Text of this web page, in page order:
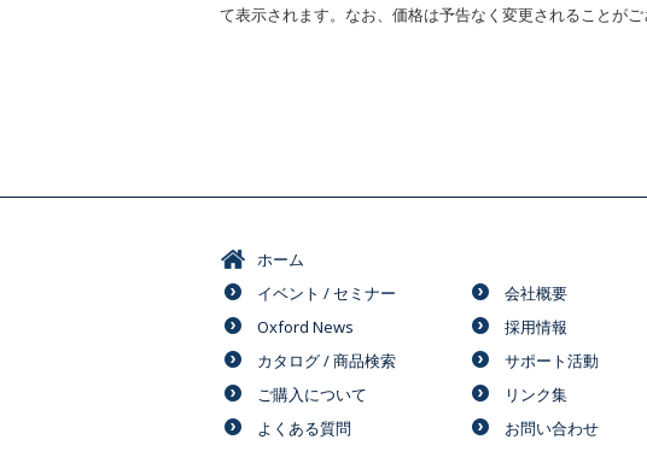
て表示されます。なお、価格は予告なく変更されることが
ホーム
イベント / セミナー
Oxford News
カタログ / 商品検索
ご購入について
よくある質問
会社概要
採用情報
サポート活動
リンク集
お問い合わせ